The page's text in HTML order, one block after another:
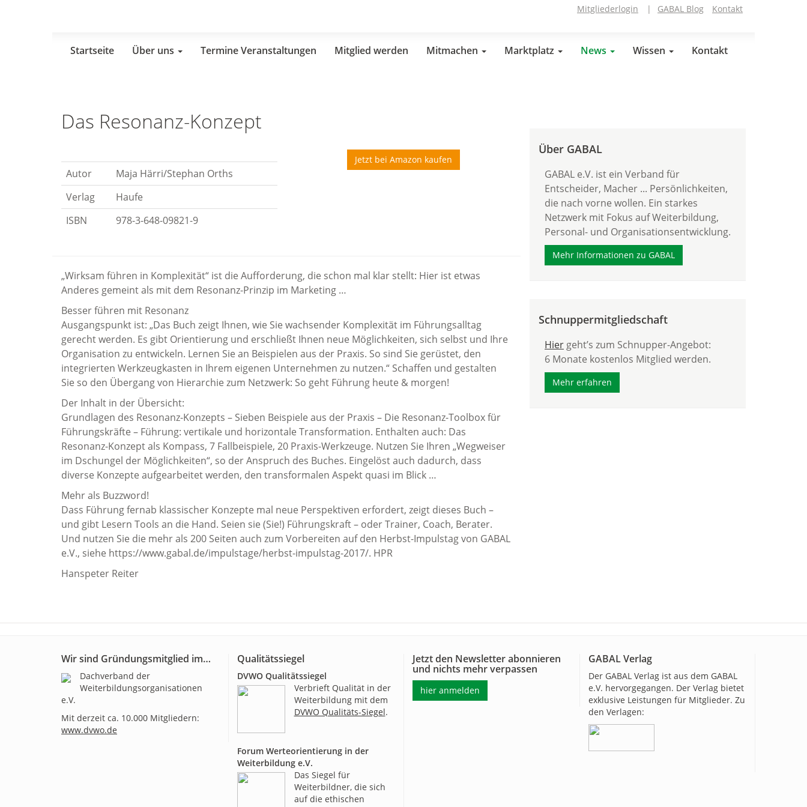
Mitgliederlogin | GABAL Blog Kontakt
Startseite Über uns Termine Veranstaltungen Mitglied werden Mitmachen Marktplatz News Wissen Kontakt
Das Resonanz-Konzept
Autor
Maja Härri/Stephan Orths
Verlag
Haufe
ISBN
978-3-648-09821-9
Jetzt bei Amazon kaufen
„Wirksam führen in Komplexität“ ist die Aufforderung, die schon mal klar stellt: Hier ist etwas
Anderes gemeint als mit dem Resonanz-Prinzip im Marketing …
Besser führen mit Resonanz
Ausgangspunkt ist: „Das Buch zeigt Ihnen, wie Sie wachsender Komplexität im Führungsalltag
gerecht werden. Es gibt Orientierung und erschließt Ihnen neue Möglichkeiten, sich selbst und Ihre
Organisation zu entwickeln. Lernen Sie an Beispielen aus der Praxis. So sind Sie gerüstet, den
integrierten Werkzeugkasten in Ihrem eigenen Unternehmen zu nutzen.“ Schaffen und gestalten
Sie so den Übergang von Hierarchie zum Netzwerk: So geht Führung heute & morgen!
Der Inhalt in der Übersicht:
Grundlagen des Resonanz-Konzepts – Sieben Beispiele aus der Praxis – Die Resonanz-Toolbox für
Führungskräfte – Führung: vertikale und horizontale Transformation. Enthalten auch: Das
Resonanz-Konzept als Kompass, 7 Fallbeispiele, 20 Praxis-Werkzeuge. Nutzen Sie Ihren „Wegweiser
im Dschungel der Möglichkeiten“, so der Anspruch des Buches. Eingelöst auch dadurch, dass
diverse Konzepte aufgearbeitet werden, den transformalen Aspekt quasi im Blick …
Mehr als Buzzword!
Dass Führung fernab klassischer Konzepte mal neue Perspektiven erfordert, zeigt dieses Buch –
und gibt Lesern Tools an die Hand. Seien sie (Sie!) Führungskraft – oder Trainer, Coach, Berater.
Und nutzen Sie die mehr als 200 Seiten auch zum Vorbereiten auf den Herbst-Impulstag von GABAL
e.V., siehe https://www.gabal.de/impulstage/herbst-impulstag-2017/. HPR
Hanspeter Reiter
Über GABAL
GABAL e.V. ist ein Verband für
Entscheider, Macher ... Persönlichkeiten,
die nach vorne wollen. Ein starkes
Netzwerk mit Fokus auf Weiterbildung,
Personal- und Organisationsentwicklung.
Mehr Informationen zu GABAL
Schnuppermitgliedschaft
Hier geht’s zum Schnupper-Angebot:
6 Monate kostenlos Mitglied werden.
Mehr erfahren
Wir sind Gründungsmitglied im…
Dachverband der
Weiterbildungsorganisationen
e.V.
Mit derzeit ca. 10.000 Mitgliedern:
www.dvwo.de
Qualitätssiegel
DVWO Qualitätssiegel
Verbrieft Qualität in der
Weiterbildung mit dem
DVWO Qualitäts-Siegel.
Forum Werteorientierung in der
Weiterbildung e.V.
Das Siegel für
Weiterbildner, die sich
auf die ethischen
Jetzt den Newsletter abonnieren
und nichts mehr verpassen
hier anmelden
GABAL Verlag
Der GABAL Verlag ist aus dem GABAL
e.V. hervorgegangen. Der Verlag bietet
exklusive Leistungen für Mitglieder. Zu
den Verlagen: